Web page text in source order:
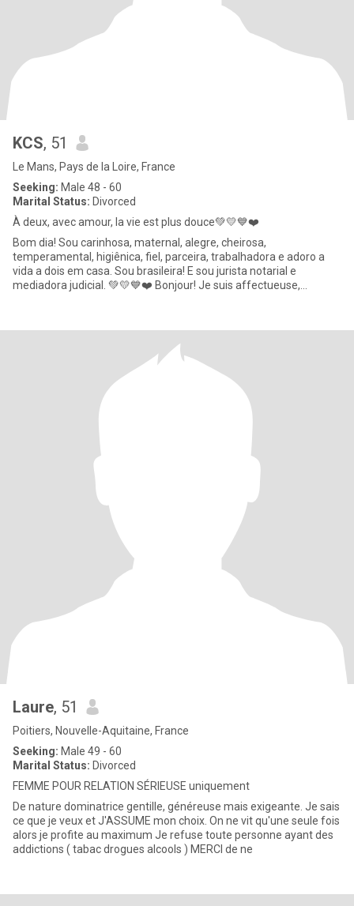
KCS, 51
Le Mans, Pays de la Loire, France
Seeking: Male 48 - 60
Marital Status: Divorced
À deux, avec amour, la vie est plus douce💚💛💙❤️
Bom dia! Sou carinhosa, maternal, alegre, cheirosa,
temperamental, higiênica, fiel, parceira, trabalhadora e adoro a
vida a dois em casa. Sou brasileira! E sou jurista notarial e
mediadora judicial. 💚💛💙❤️ Bonjour! Je suis affectueuse,
Laure, 51
Poitiers, Nouvelle-Aquitaine, France
Seeking: Male 49 - 60
Marital Status: Divorced
FEMME POUR RELATION SÉRIEUSE uniquement
De nature dominatrice gentille, généreuse mais exigeante. Je sais
ce que je veux et J'ASSUME mon choix. On ne vit qu'une seule fois
alors je profite au maximum Je refuse toute personne ayant des
addictions ( tabac drogues alcools ) MERCI de ne